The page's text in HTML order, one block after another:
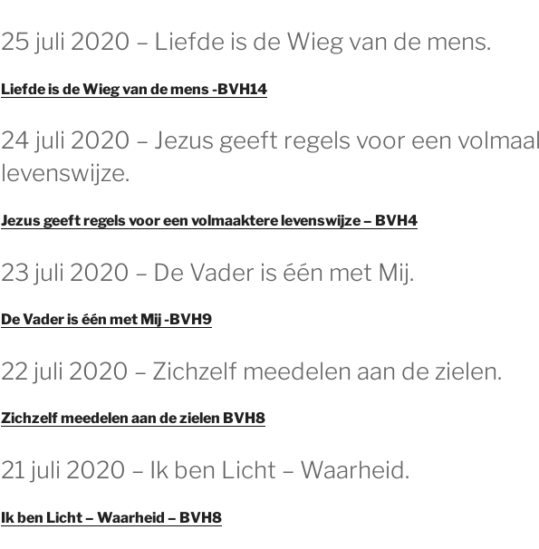
GEPLAATST
OP
25 juli 2020 – Liefde is de Wieg van de mens.
Liefde is de Wieg van de mens -BVH14
GEPLAATST
OP
24 juli 2020 – Jezus geeft regels voor een
levenswijze.
Jezus geeft regels voor een volmaaktere levenswijze – BVH4
OP
23 juli 2020 – De Vader is één met Mij.
De Vader is één met Mij -BVH9
GEPLAATST
OP
22 juli 2020 – Zichzelf meedelen aan de zielen.
Zichzelf meedelen aan de zielen BVH8
GEPLAATST
OP
21 juli 2020 – Ik ben Licht – Waarheid.
Ik ben Licht – Waarheid – BVH8